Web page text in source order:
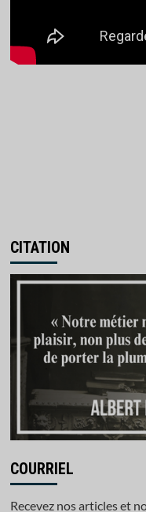
CITATION
COURRIEL
Recevez nos articles et